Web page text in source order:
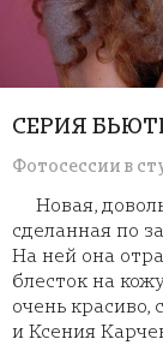
СЕРИЯ
Фотосессии в
Новая,
сделанная по
На ней она
блесток на
очень
и Ксения